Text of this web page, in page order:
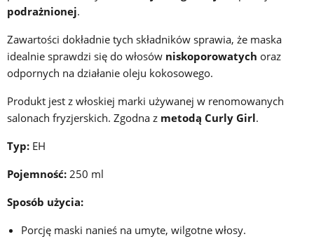
podrażnionej.
Zawartości dokładnie tych składników sprawia, że maska
idealnie sprawdzi się do włosów niskoporowatych oraz
odpornych na działanie oleju kokosowego.
Produkt jest z włoskiej marki używanej w renomowanych
salonach fryzjerskich. Zgodna z metodą Curly Girl.
Typ: EH
Pojemność: 250 ml
Sposób użycia:
Porcję maski nanieś na umyte, wilgotne włosy.